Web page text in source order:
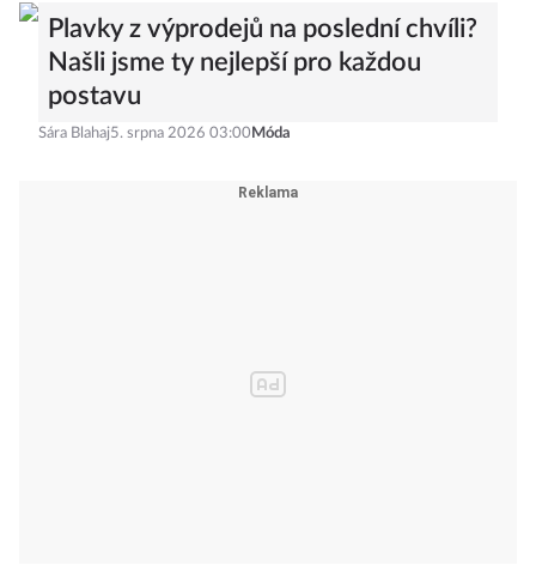
Plavky z výprodejů na poslední chvíli?
Našli jsme ty nejlepší pro každou
postavu
Sára Blahaj5. srpna 2026 03:00 Móda